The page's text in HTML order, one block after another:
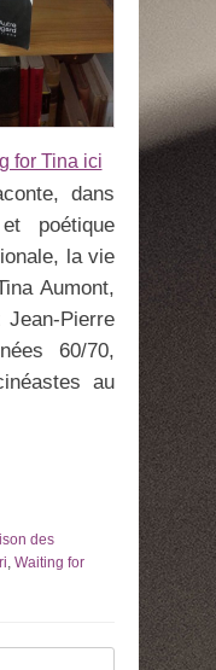
for Tina ici
dans
poétique
la vie
Aumont,
Pierre
60/70,
au
des
Waiting for